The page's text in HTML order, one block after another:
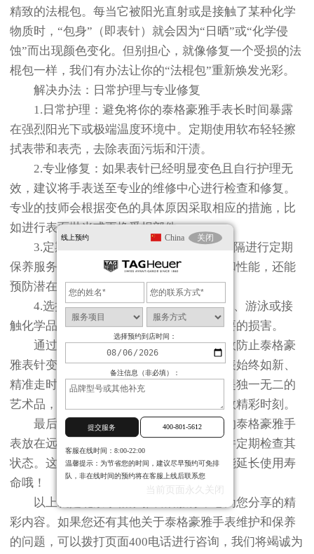
精致的法棍包。每当它被阳光直射或是接触了某种化学
物质时，“包身”（即表针）就会因为“日晒”或“化学侵
蚀”而出现颜色变化。但别担心，就像修复一个受损的法
棍包一样，我们有办法让你的“法棍包”重新焕发光彩。
解决办法：日常护理与专业修复
1.日常护理：避免将你的泰格豪雅手表长时间暴露
在强烈阳光下或极端温度环境中。定期使用软布轻轻擦
拭表带和表壳，去除表面污垢和汗渍。
2.专业修复：如果表针已经明显变色且自行护理无
效，建议将手表送至专业的维修中心进行检查和修复。
专业的技师会根据变色的具体原因采取相应的措施，比
如进行表面抛光或更换受损部件。
3.定期保养：按照制造商推荐的时间间隔进行定期
保养服务。这不仅能帮助保持手表的外观和性能，还能
预防潜在的问题。
4.选择合适环境佩戴：在进行剧烈运动、游泳或接
触化学品时，请确保脱下手表以避免不必要的损害。
通过上述方法的实施，你不仅可以有效防止泰格豪
雅表针变色的问题发生，还能确保你的爱表始终如新、
精准走时。记住，每一款泰格豪雅手表都是独一无二的
艺术品，在精心呵护下定能陪伴你度过无数精彩时刻。
最后的小贴士：每次佩戴后，请将你的泰格豪雅手
表放在远离化学物质和极端温度的地方，并定期检查其
状态。这样不仅能让它保持最佳状态，还能延长使用寿
命哦！
以上就是
为您分享的精
彩内容。如果您还有其他关于泰格豪雅手表维护和保养
的问题，可以拨打页面400电话进行咨询，我们将竭诚为
线上预约 China 关闭
选择预约到店时间：
备注信息（非必填）：
提交服务 400-801-5612
客服在线时间：8:00-22:00
温馨提示：为节省您的时间，建议尽早预约可免排
队，非在线时间的预约将在客服上线后联系您
当前页面永久关闭